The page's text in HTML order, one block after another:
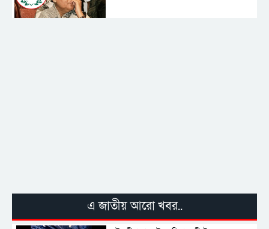
এ জাতীয় আরো খবর..